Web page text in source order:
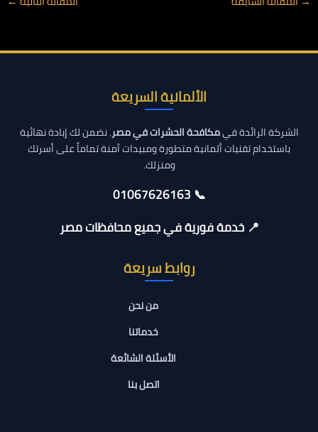
الألمانية السريعة
الشركة الرائدة فيمكافحة الحشرات في مصر. نضمن لك إبادة نهائية
باستخدام تقنيات ألمانية متطورة ومبيدات آمنة تماماً على أسرتك
ومنزلك.
📞 01067626163
📍 خدمة فورية في جميع محافظات مصر
روابط سريعة
من نحن
خدماتنا
الأسئلة الشائعة
اتصل بنا